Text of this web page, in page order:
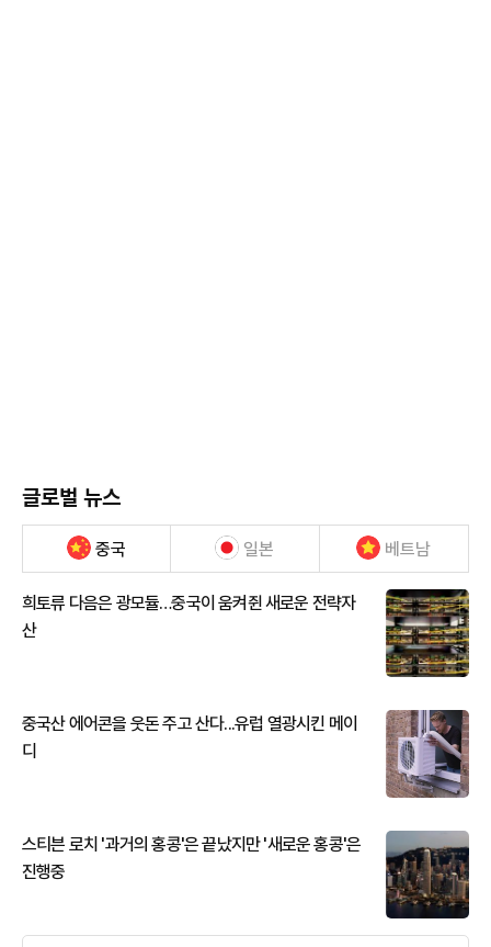
글로벌 뉴스
중국 일본 베트남
희토류 다음은 광모듈…중국이 움켜쥔 새로운 전략자
산
중국산 에어콘을 웃돈 주고 산다...유럽 열광시킨 메이
디
스티븐 로치 '과거의 홍콩'은 끝났지만 '새로운 홍콩'은
진행중